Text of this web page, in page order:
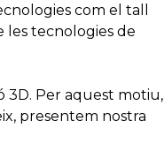
com el tall
les tecnologies de
3D. Per aquest motiu,
presentem nostra